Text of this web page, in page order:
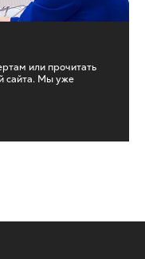
или прочитать
сайта. Мы уже